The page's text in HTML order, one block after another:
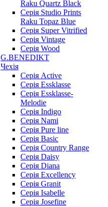
Raku Quartz Black
Серія Studio Prints
Raku Topaz Blue
Серія Super Vitrified
Серія Vintage
Серія Wood
G.BENEDIKT
Чехія
Cерія Active
Cерія Essklasse
Cерія Essklasse-
Melodie
Cерія Indigo
Cерія Nami
Cерія Pure line
Серія Basic
Серія Country Range
Серія Daisy
Серія Diana
Серія Excellency
Серія Granit
Серія Isabelle
Серія Josefine